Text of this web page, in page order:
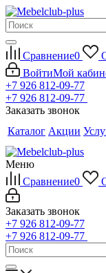
Сравнение0
ВойтиМой
+7 926 812-09-77
+7 926 812-09-77
Заказать звонок
Каталог Акции
Меню
Сравнение0
Заказать звонок
+7 926 812-09-77
+7 926 812-09-77